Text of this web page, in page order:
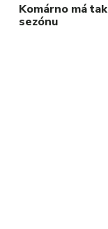
Komárno má
sezónu